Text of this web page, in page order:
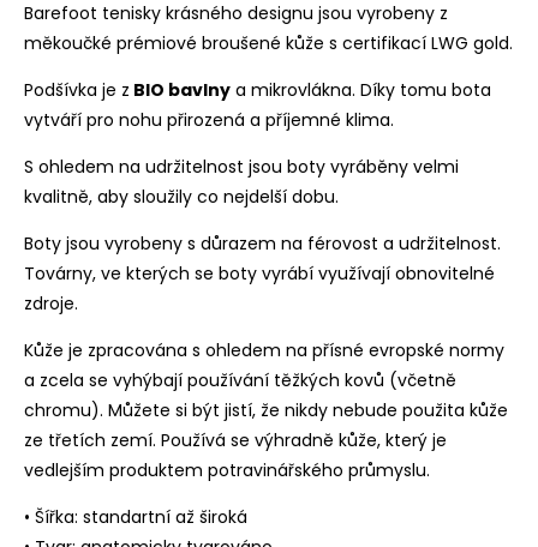
Barefoot tenisky krásného designu jsou vyrobeny z
měkoučké prémiové broušené kůže s certifikací LWG gold.
Podšívka je z BIO bavlny a mikrovlákna. Díky tomu bota
vytváří pro nohu přirozená a příjemné klima.
S ohledem na udržitelnost jsou boty vyráběny velmi
kvalitně, aby sloužily co nejdelší dobu.
Boty jsou vyrobeny s důrazem na férovost a udržitelnost.
Továrny, ve kterých se boty vyrábí využívají obnovitelné
zdroje.
Kůže je zpracována s ohledem na přísné evropské normy
a zcela se vyhýbají používání těžkých kovů (včetně
chromu). Můžete si být jistí, že nikdy nebude použita kůže
ze třetích zemí. Používá se výhradně kůže, který je
vedlejším produktem potravinářského průmyslu.
• Šířka: standartní až široká